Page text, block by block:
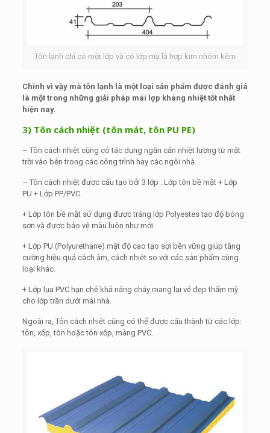
Tôn lạnh chỉ có một lớp và có lớp mạ là hợp kim nhôm kẽm
Chính vì vậy mà tôn lạnh là một loại sản phẩm được đánh giá
là một trong những giải pháp mái lợp kháng nhiệt tốt nhất
hiện nay.
3) Tôn cách nhiệt (tôn mát, tôn PU PE)
– Tôn cách nhiệt cũng có tác dụng ngăn cản nhiệt lượng từ mặt
trời vào bên trong các công trình hay các ngôi nhà
– Tôn cách nhiệt được cấu tạo bởi 3 lớp : Lớp tôn bề mặt + Lớp
PU + Lớp PP/PVC.
+ Lớp tôn bề mặt sử dụng được tráng lớp Polyestes tạo độ bóng
sơn và được bảo vệ màu luôn như mới.
+ Lớp PU (Polyurethane) mật độ cao tạo sợi bền vững giúp tăng
cường hiệu quả cách âm, cách nhiệt so với các sản phẩm cùng
loại khác.
+ Lớp lụa PVC hạn chế khả năng cháy mang lại vẻ đẹp thẩm mỹ
cho lớp trần dưới mái nhà.
Ngoài ra, Tôn cách nhiệt cũng có thể được cấu thành từ các lớp:
tôn, xốp, tôn hoặc tôn xốp, màng PVC.